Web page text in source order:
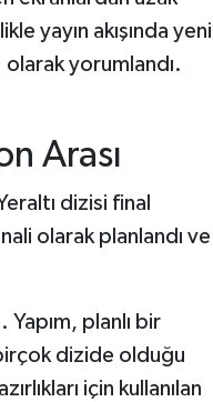
yayın akışında yeni
olarak yorumlandı.
Arası
dizisi final
olarak planlandı ve
planlı bir
dizide olduğu
için kullanılan